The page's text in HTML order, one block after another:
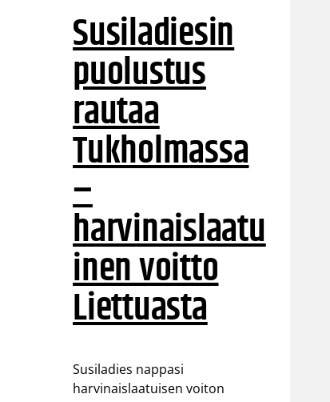
Susiladiesin
puolustus
rautaa
Tukholmassa
–
harvinaislaatu
inen voitto
Liettuasta
Susiladies nappasi
harvinaislaatuisen voiton